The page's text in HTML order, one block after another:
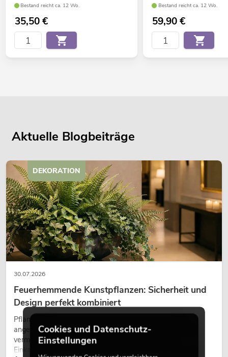
Bestand reicht ca. 12 Wo.
35,50€
Bestand reicht ca. 12 Wo.
59,90€
Aktuelle Blogbeiträge
30.07.2026
Feuerhemmende Kunstpflanzen: Sicherheit und
Design perfekt kombiniert
Pflanzen machen Räume lebendig. Sie schaffen eine
angenehme Atmosphäre, verbessern das Ambiente und
vermitteln Natürlichkeit. Ob in Hotels, Restaurants,
Einkaufszentren, Bürogebäuden oder auf Messeständen:
DEKORATION
Cookies und Datenschutz-
Einstellungen